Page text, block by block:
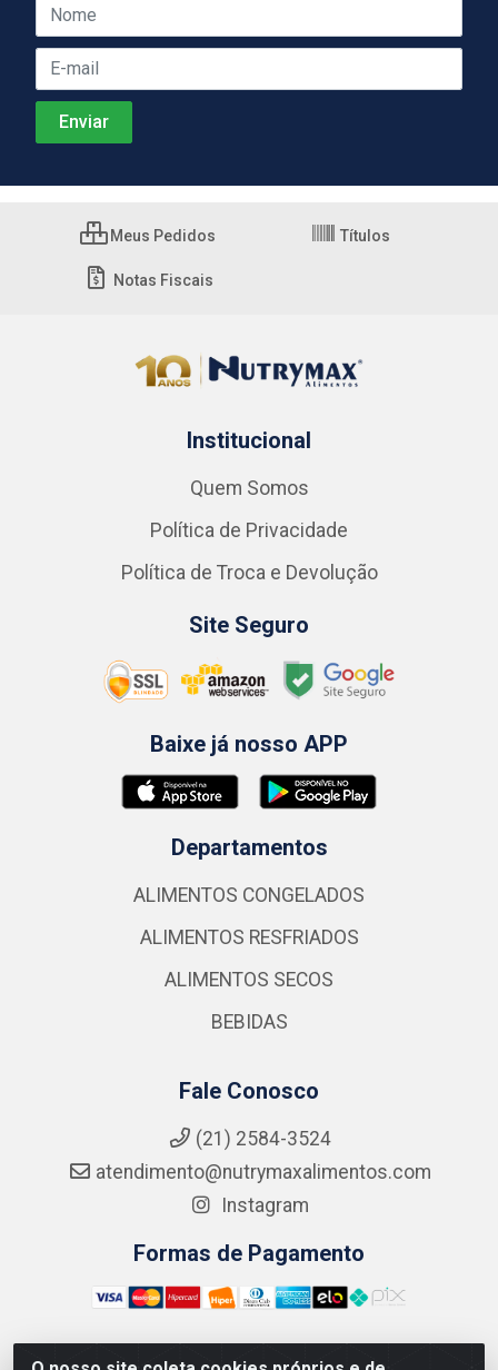
Meus Pedidos Títulos
Notas Fiscais
Institucional
Quem Somos
Política de Privacidade
Política de Troca e Devolução
Site Seguro
Baixe já nosso APP
Departamentos
ALIMENTOS CONGELADOS
ALIMENTOS RESFRIADOS
ALIMENTOS SECOS
BEBIDAS
Fale Conosco
(21) 2584-3524
atendimento@nutrymaxalimentos.com
Instagram
Formas de Pagamento